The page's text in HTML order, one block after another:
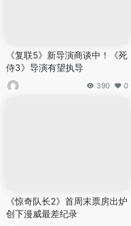
《复联5》新导演商谈中！《死
侍3》导演有望执导
390 0
《惊奇队长2》首周末票房出炉
创下漫威最差纪录